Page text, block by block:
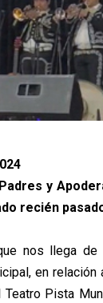
y
recién
nos llega
en
Pista